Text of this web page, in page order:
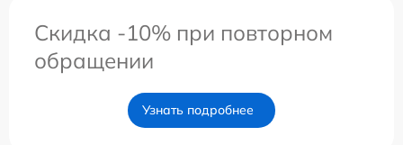
Скидка -10% при повторном
обращении
Узнать подробнее